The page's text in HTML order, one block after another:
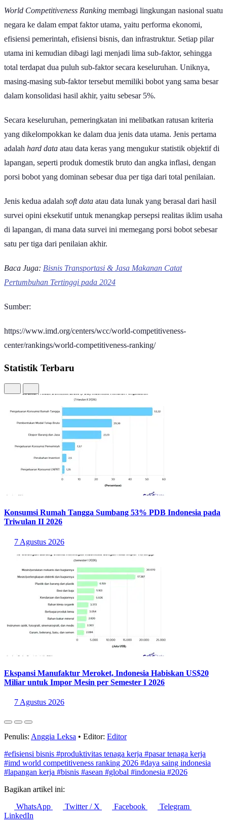
World Competitiveness Ranking membagi lingkungan nasional suatu
negara ke dalam empat faktor utama, yaitu performa ekonomi,
efisiensi pemerintah, efisiensi bisnis, dan infrastruktur. Setiap pilar
utama ini kemudian dibagi lagi menjadi lima sub-faktor, sehingga
total terdapat dua puluh sub-faktor secara keseluruhan. Uniknya,
masing-masing sub-faktor tersebut memiliki bobot yang sama besar
dalam konsolidasi hasil akhir, yaitu sebesar 5%.
Secara keseluruhan, pemeringkatan ini melibatkan ratusan kriteria
yang dikelompokkan ke dalam dua jenis data utama. Jenis pertama
adalah hard data atau data keras yang mengukur statistik objektif di
lapangan, seperti produk domestik bruto dan angka inflasi, dengan
porsi bobot yang dominan sebesar dua per tiga dari total penilaian.
Jenis kedua adalah soft data atau data lunak yang berasal dari hasil
survei opini eksekutif untuk menangkap persepsi realitas iklim usaha
di lapangan, di mana data survei ini memegang porsi bobot sebesar
satu per tiga dari penilaian akhir.
Baca Juga: Bisnis Transportasi & Jasa Makanan Catat
Pertumbuhan Tertinggi pada 2024
Sumber:
https://www.imd.org/centers/wcc/world-competitiveness-
center/rankings/world-competitiveness-ranking/
Statistik Terbaru
Konsumsi Rumah Tangga Sumbang 53% PDB Indonesia pada
Triwulan II 2026
7 Agustus 2026
Ekspansi Manufaktur Meroket, Indonesia Habiskan US$20
Miliar untuk Impor Mesin per Semester I 2026
7 Agustus 2026
Penulis: Anggia Leksa • Editor: Editor
#efisiensi bisnis #produktivitas tenaga kerja #pasar tenaga kerja
#imd world competitiveness ranking 2026 #daya saing indonesia
#lapangan kerja #bisnis #asean #global #indonesia #2026
Bagikan artikel ini:
WhatsApp
Twitter / X Facebook
Telegram
LinkedIn